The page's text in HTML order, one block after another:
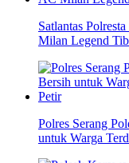
Satlantas
Milan Legend
Polres Serang
untuk Warga